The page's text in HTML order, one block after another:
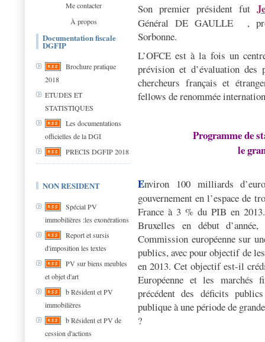
Me contacter
À propos
Documentation fiscale
DGFIP
Brochure pratique
2018
ETUDES ET
STATISTIQUES
Les documentations
officielles de la DGI
PRECIS DGFIP 2018
NON RESIDENT
Spécial PV
immobilières :les exonérations
Report et sursis
d'imposition les textes
PV sur biens meubles
et objet d'art
b Résident et PV
immobilières
b Résident et PV de
cession d'actions
Son premier président fut
Général DE GAULLE ,
Sorbonne.
L’OFCE est à la fois un
prévision et d’évaluation
chercheurs français et
fellows de renommée
Programme de
le
Environ 100 milliards
gouvernement en l’espace de
France à 3 % du PIB en
Bruxelles en début
Commission européenne sur
publics, avec pour objectif de
en 2013. Cet objectif est-il
Européenne et les marchés
précédent des déficits
publique à une période de
?